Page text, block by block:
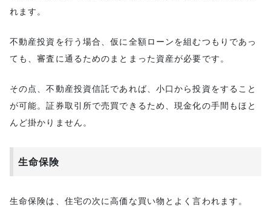
れます。
不動産投資を行う場合、仮に全額ローンを組むつもりであっ
ても、審査に通るためのまとまった資産が必要です。
その点、不動産投資信託であれば、小口から投資をすること
が可能。証券取引所で売買できるため、現金化の手間もほと
んど掛かりません。
生命保険
生命保険は、住宅の次に高価な買い物とよく言われます。